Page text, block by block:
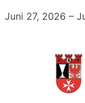
Juni 27, 2026 –